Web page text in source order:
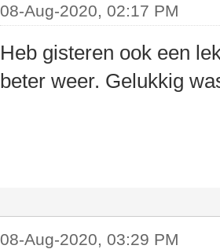
08-Aug-2020, 02:17 PM
Heb gisteren ook een
beter weer. Gelukkig
08-Aug-2020, 03:29 PM